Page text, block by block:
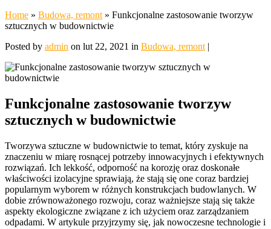
Home » Budowa, remont » Funkcjonalne zastosowanie tworzyw
sztucznych w budownictwie
Posted by admin on lut 22, 2021 in Budowa, remont |
Funkcjonalne zastosowanie tworzyw
sztucznych w budownictwie
Tworzywa sztuczne w budownictwie to temat, który zyskuje na
znaczeniu w miarę rosnącej potrzeby innowacyjnych i efektywnych
rozwiązań. Ich lekkość, odporność na korozję oraz doskonałe
właściwości izolacyjne sprawiają, że stają się one coraz bardziej
popularnym wyborem w różnych konstrukcjach budowlanych. W
dobie zrównoważonego rozwoju, coraz ważniejsze stają się także
aspekty ekologiczne związane z ich użyciem oraz zarządzaniem
odpadami. W artykule przyjrzymy się, jak nowoczesne technologie i